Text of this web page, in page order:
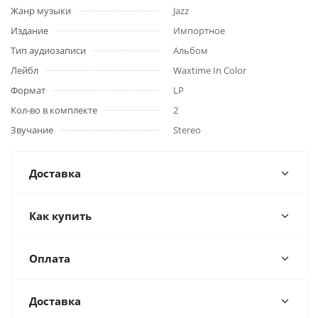
Жанр музыки
Jazz
Издание
Импортное
Тип аудиозаписи
Альбом
Лейбл
Waxtime In Color
Формат
LP
Кол-во в комплекте
2
Звучание
Stereo
Доставка
Как купить
Оплата
Доставка